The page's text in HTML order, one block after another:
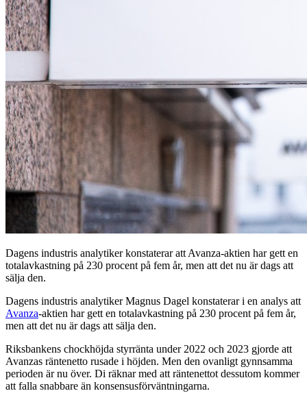
Dagens industris analytiker konstaterar att Avanza-aktien har gett en
totalavkastning på 230 procent på fem år, men att det nu är dags att
sälja den.
Dagens industris analytiker Magnus Dagel konstaterar i en analys att
Avanza-aktien har gett en totalavkastning på 230 procent på fem år,
men att det nu är dags att sälja den.
Riksbankens chockhöjda styrränta under 2022 och 2023 gjorde att
Avanzas räntenetto rusade i höjden. Men den ovanligt gynnsamma
perioden är nu över. Di räknar med att räntenettot dessutom kommer
att falla snabbare än konsensusförväntningarna.